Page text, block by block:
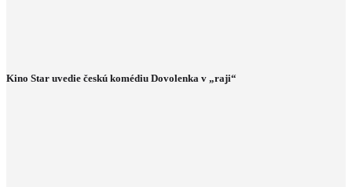
Kino Star uvedie českú komédiu Dovolenka v „raji“